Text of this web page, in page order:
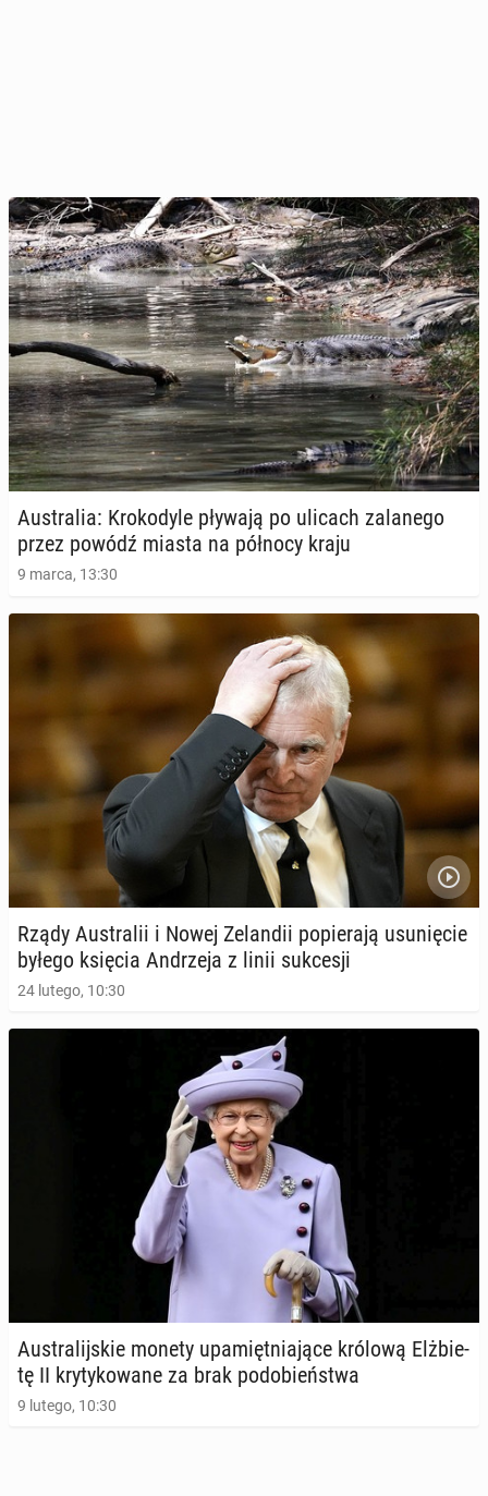
Au­stra­lia: Kro­ko­dy­le pływają po ulicach za­la­ne­go
przez powódź miasta na północy kraju
9 marca, 13:30
Rządy Au­stra­lii i Nowej Ze­lan­dii po­pie­ra­ją usu­nię­cie
byłego księcia An­drze­ja z linii suk­ce­sji
24 lutego, 10:30
Au­stra­lij­skie monety upa­mięt­nia­ją­ce królową Elż­bie­
tę II kry­ty­ko­wa­ne za brak po­do­bień­stwa
9 lutego, 10:30